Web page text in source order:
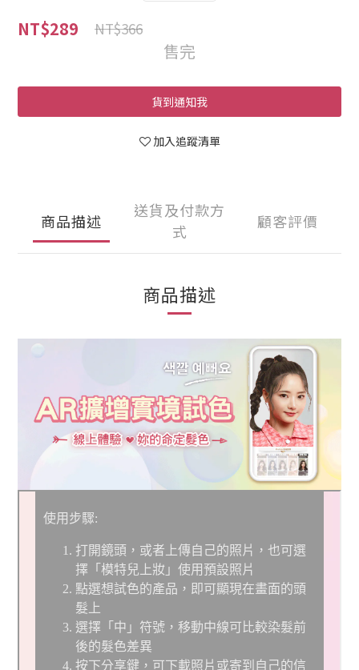
NT$289 NT$366
售完
貨到通知我
加入追蹤清單
商品描述
送貨及付款方
式
顧客評價
商品描述